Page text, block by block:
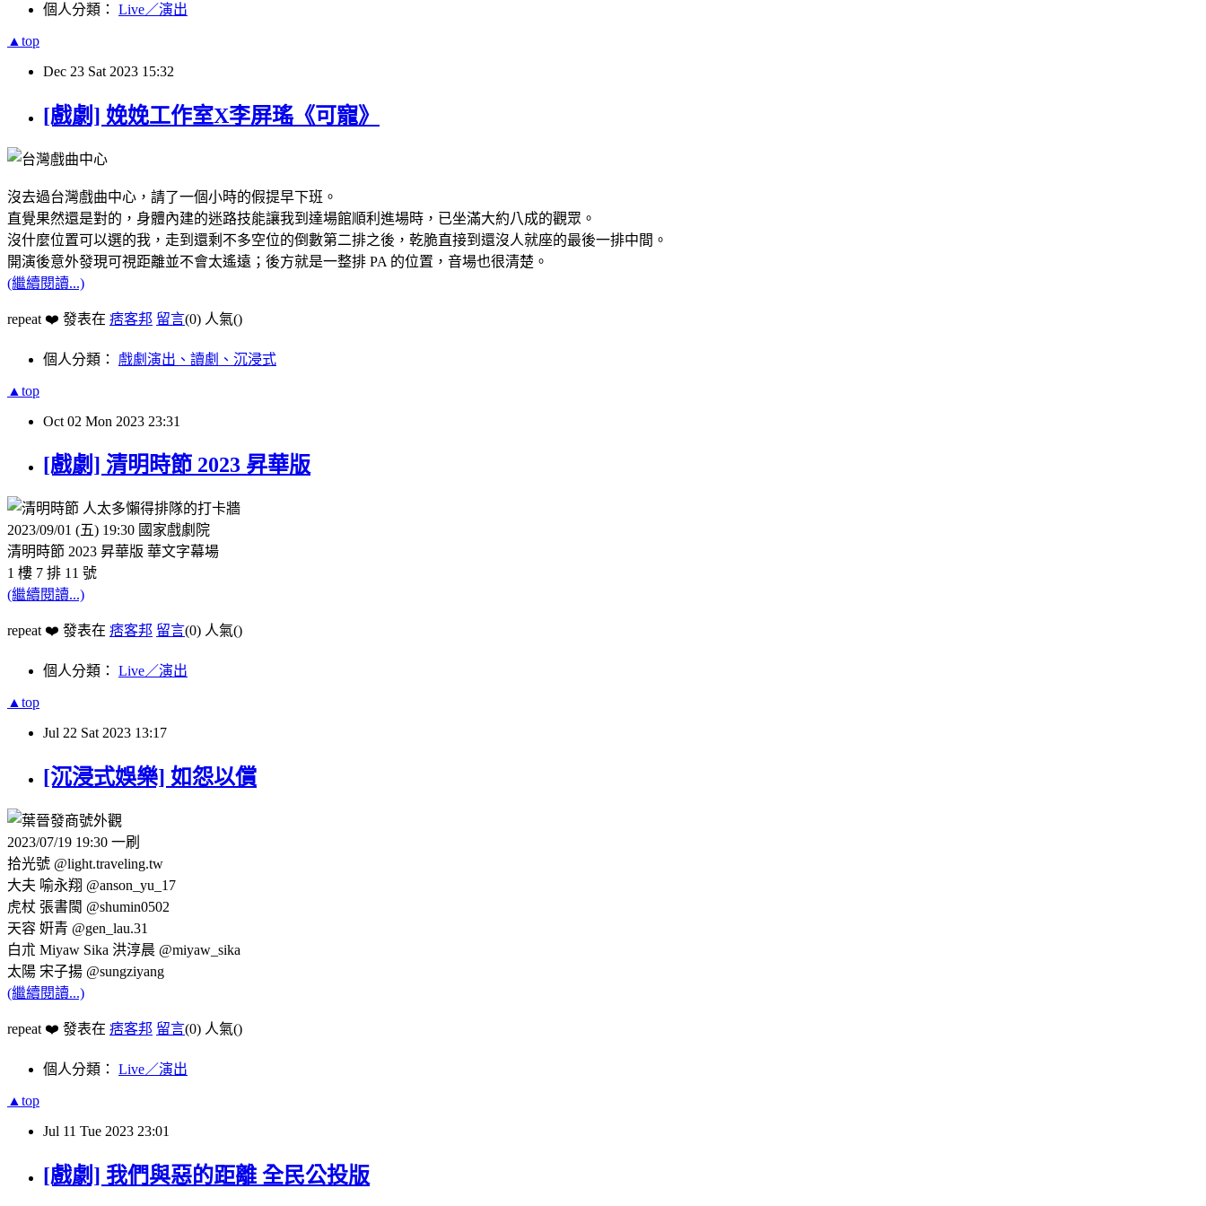
個人分類： Live／演出
▲top
Dec 23 Sat 2023 15:32
[戲劇] 娩娩工作室X李屏瑤《可寵》
沒去過台灣戲曲中心，請了一個小時的假提早下班。
直覺果然還是對的，身體內建的迷路技能讓我到達場館順利進場時，已坐滿大約八成的觀眾。
沒什麼位置可以選的我，走到還剩不多空位的倒數第二排之後，乾脆直接到還沒人就座的最後一排中間。
開演後意外發現可視距離並不會太遙遠；後方就是一整排 PA 的位置，音場也很清楚。
(繼續閱讀...)
repeat ❤️ 發表在 痞客邦 留言(0) 人氣()
個人分類： 戲劇演出、讀劇、沉浸式
▲top
Oct 02 Mon 2023 23:31
[戲劇] 清明時節 2023 昇華版
2023/09/01 (五) 19:30 國家戲劇院
清明時節 2023 昇華版 華文字幕場
1 樓 7 排 11 號
(繼續閱讀...)
repeat ❤️ 發表在 痞客邦 留言(0) 人氣()
個人分類： Live／演出
▲top
Jul 22 Sat 2023 13:17
[沉浸式娛樂] 如怨以償
2023/07/19 19:30 一刷
拾光號 @light.traveling.tw
大夫 喻永翔 @anson_yu_17
虎杖 張書閩 @shumin0502
天容 姸青 @gen_lau.31
白朮 Miyaw Sika 洪淳晨 @miyaw_sika
太陽 宋子揚 @sungziyang
(繼續閱讀...)
repeat ❤️ 發表在 痞客邦 留言(0) 人氣()
個人分類： Live／演出
▲top
Jul 11 Tue 2023 23:01
[戲劇] 我們與惡的距離 全民公投版